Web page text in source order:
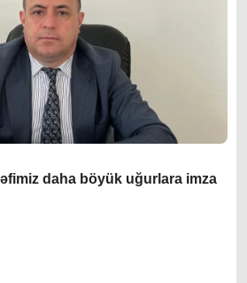
daha böyük uğurlara imza